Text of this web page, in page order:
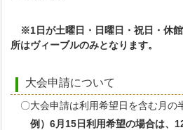
※1日が土曜日・日曜日・祝日・休
所はヴィーブルのみとなります。
大会申請について
〇大会申請は利用希望日を含む月の
例）6月15日利用希望の場合は、